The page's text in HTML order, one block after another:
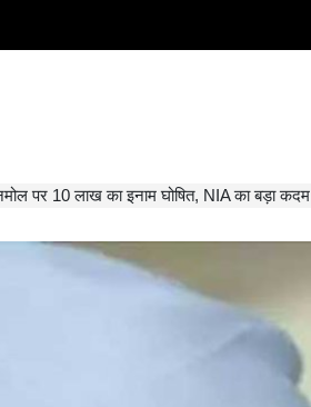
पर 10 लाख का इनाम घोषित, NIA का बड़ा कदम